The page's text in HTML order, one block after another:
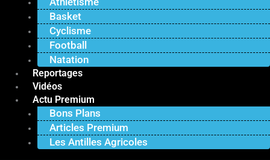
Basket
Cyclisme
Football
Natation
Reportages
Vidéos
Actu Premium
Bons Plans
Articles Premium
Les Antilles Agricoles